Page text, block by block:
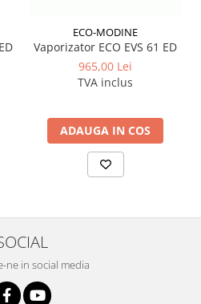
ECO-MODINE
Vaporizator ECO EVS 61 ED
965,00 Lei
TVA inclus
ADAUGA IN COS
ne in social media